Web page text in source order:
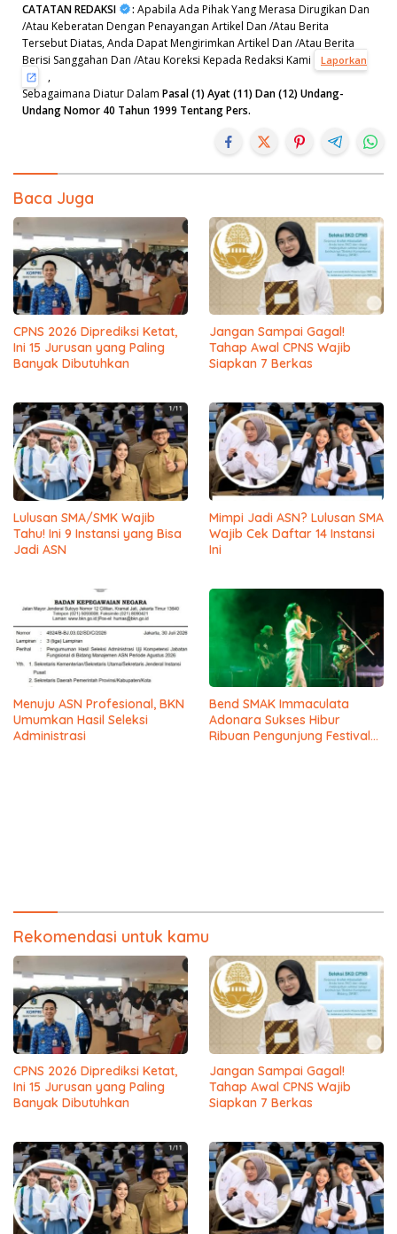
CATATAN REDAKSI : Apabila Ada Pihak Yang Merasa Dirugikan Dan
/Atau Keberatan Dengan Penayangan Artikel Dan /Atau Berita
Tersebut Diatas, Anda Dapat Mengirimkan Artikel Dan /Atau Berita
Berisi Sanggahan Dan /Atau Koreksi Kepada Redaksi Kami
Laporkan
,
Sebagaimana Diatur Dalam Pasal (1) Ayat (11) Dan (12) Undang-
Undang Nomor 40 Tahun 1999 Tentang Pers.
Baca Juga
CPNS 2026 Diprediksi Ketat,
Ini 15 Jurusan yang Paling
Banyak Dibutuhkan
Jangan Sampai Gagal!
Tahap Awal CPNS Wajib
Siapkan 7 Berkas
Lulusan SMA/SMK Wajib
Tahu! Ini 9 Instansi yang Bisa
Jadi ASN
Mimpi Jadi ASN? Lulusan SMA
Wajib Cek Daftar 14 Instansi
Ini
Menuju ASN Profesional, BKN
Umumkan Hasil Seleksi
Administrasi
Bend SMAK Immaculata
Adonara Sukses Hibur
Ribuan Pengunjung Festival
Rekomendasi untuk kamu
CPNS 2026 Diprediksi Ketat,
Ini 15 Jurusan yang Paling
Banyak Dibutuhkan
Jangan Sampai Gagal!
Tahap Awal CPNS Wajib
Siapkan 7 Berkas